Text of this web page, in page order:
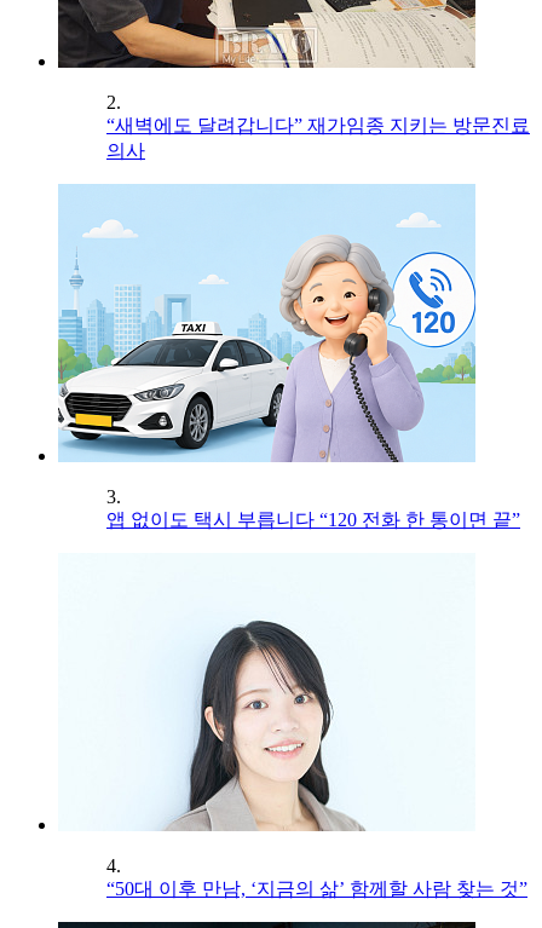
2.
“새벽에도 달려갑니다” 재가임종 지키는 방문진료
의사
3.
앱 없이도 택시 부릅니다 “120 전화 한 통이면 끝”
4.
“50대 이후 만남, ‘지금의 삶’ 함께할 사람 찾는 것”